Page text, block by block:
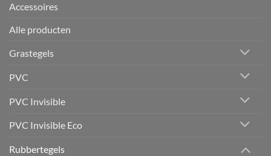
Accessoires
Alle producten
Grastegels
PVC
PVC Invisible
PVC Invisible Eco
Rubbertegels